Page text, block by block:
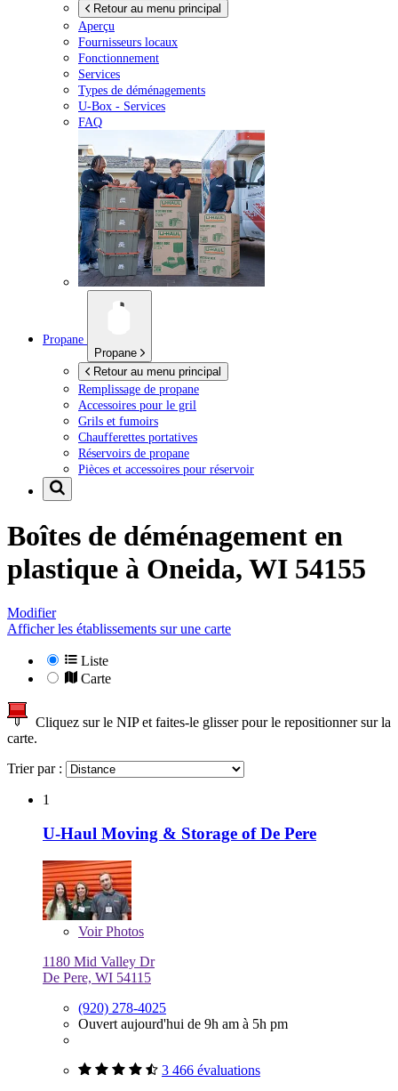
Retour au menu principal
Aperçu
Fournisseurs locaux
Fonctionnement
Services
Types de déménagements
U-Box - Services
FAQ
Propane
Propane
Retour au menu principal
Remplissage de propane
Accessoires pour le gril
Grils et fumoirs
Chaufferettes portatives
Réservoirs de propane
Pièces et accessoires pour réservoir
Boîtes de déménagement en
plastique à Oneida, WI 54155
Modifier
Afficher les établissements sur une carte
Liste
Carte
Cliquez sur le NIP et faites-le glisser pour le repositionner sur la
carte.
Trier par :
1
U-Haul Moving & Storage of De Pere
VoirPhotos
1180 Mid Valley Dr
De Pere, WI 54115
(920) 278-4025
Ouvert aujourd'hui de 9h am à 5h pm
3 466 évaluations